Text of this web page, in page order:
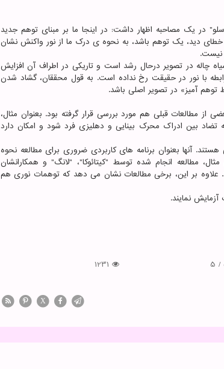
در یک مصاحبه اظهار داشت: در اینجا ما بر مبنای توهم جدید
دید، یک توهم باشد، به نحوه ی درک ما از نور واکنش نشان
نیست.
در تصویر درحال رشد است و تاریکی در اطراف آن افزایش
با نور در حقیقت رخ نداده است. به قول محققان، گشاد شدن
توهم آمیز» در تصویر اصلی باشد.
از مطالعات قبلی هم مورد بررسی قرار گرفته بود. بعنوان مثال،
نوری منجر به تضاد بین ادراک محرک بینایی و دهلیزی فرد شود و امکان دارد
آنها بعنوان برنامه های کاربردی ضروری برای مطالعه نحوه
مطالعه انجام شده توسط "کیتائوکا"، "لانگ" و همکارانشان
بر این، برخی مطالعات نشان می دهد که توهمات نوری هم
نمایند.
/
5
1231
X